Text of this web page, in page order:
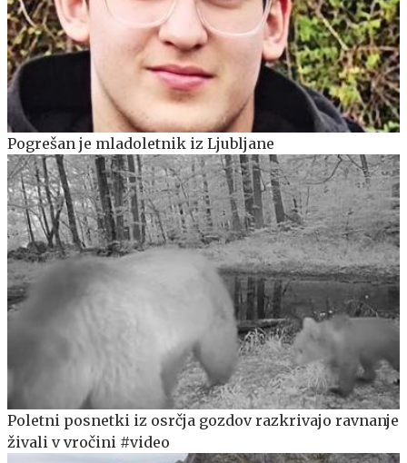
Pogrešan je mladoletnik iz Ljubljane
Poletni posnetki iz osrčja gozdov razkrivajo ravnanje
živali v vročini #video